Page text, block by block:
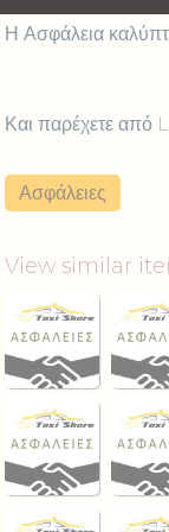
Η Ασφάλεια
Και παρέχετε από
Ασφάλειες
View similar